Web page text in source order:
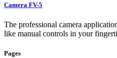
Camera FV-5
The professional camera
like manual controls in your
Pages